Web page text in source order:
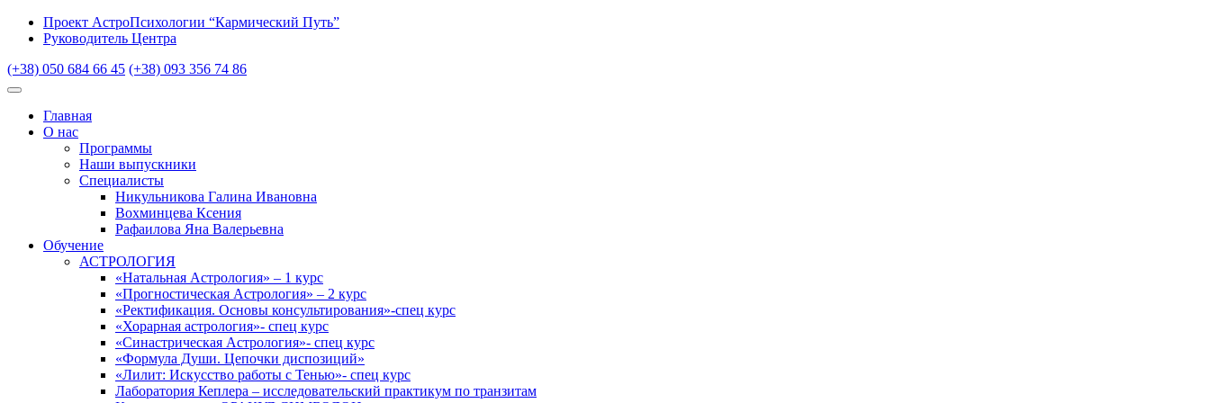
Проект АстроПсихологии “Кармический Путь”
Руководитель Центра
(+38) 050 684 66 45 (+38) 093 356 74 86
Главная
О нас
Программы
Наши выпускники
Специалисты
Никульникова Галина Ивановна
Вохминцева Ксения
Рафаилова Яна Валерьевна
Обучение
АСТРОЛОГИЯ
«Натальная Астрология» – 1 курс
«Прогностическая Астрология» – 2 курс
«Ректификация. Основы консультирования»-спец курс
«Хорарная астрология»- спец курс
«Синастрическая Астрология»- спец курс
«Формула Души. Цепочки диспозиций»
«Лилит: Искусство работы с Тенью»- спец курс
Лаборатория Кеплера – исследовательский практикум по транзитам